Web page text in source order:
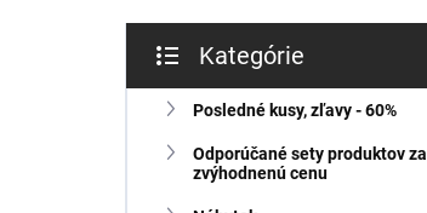
č
kategórie
Kategórie
Posledné kusy, zľavy - 60%
Odporúčané sety produktov za
zvýhodnenú cenu